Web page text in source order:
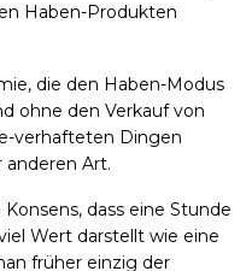
Haben-Produkten
die den Haben-Modus
ohne den Verkauf von
verhafteten Dingen
Art.
dass eine Stunde
Wert darstellt wie eine
früher einzig der